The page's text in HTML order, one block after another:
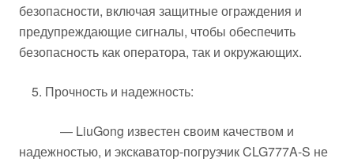
безопасности, включая защитные ограждения и
предупреждающие сигналы, чтобы обеспечить
безопасность как оператора, так и окружающих.
5. Прочность и надежность:
— LiuGong известен своим качеством и
надежностью, и экскаватор-погрузчик CLG777A-S не